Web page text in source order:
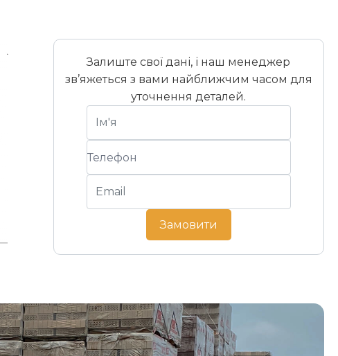
Залиште свої дані, і наш менеджер
зв’яжеться з вами найближчим часом для
уточнення деталей.
Замовити